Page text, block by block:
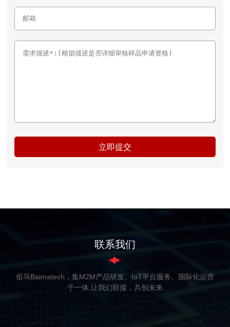
立即提交
联系我们
佰马Baimatech，集M2M产品研发、IoT平台服务、国际化运营
于一体,让我们联接，共创未来